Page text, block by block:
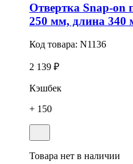
Отвертка Snap-
250 мм, длина 340
Код товара: N1136
2 139 ₽
Кэшбек
+ 150
Товара нет в наличии